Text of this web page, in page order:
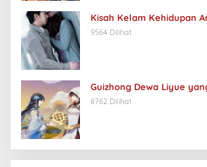
Kisah Kelam Kehidupan
9564 Dilihat
Guizhong Dewa Liyue
8762 Dilihat